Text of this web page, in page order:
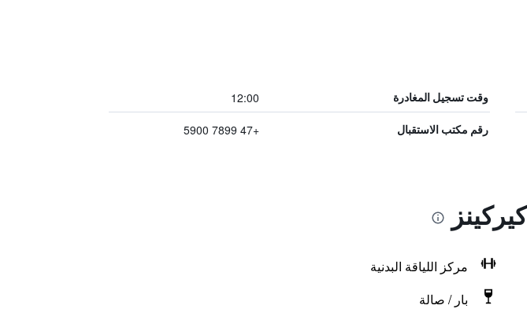
وقت تسجيل المغادرة 12:00
رقم مكتب الاستقبال +47 7899 5900
مركز اللياقة البدنية
بار / صالة